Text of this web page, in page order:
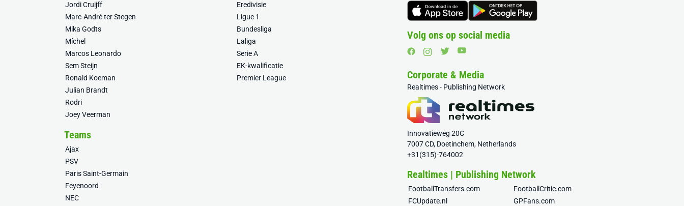
Jordi Cruijff
Marc-André ter Stegen
Mika Godts
Míchel
Marcos Leonardo
Sem Steijn
Ronald Koeman
Julian Brandt
Rodri
Joey Veerman
Eredivisie
Ligue 1
Bundesliga
Laliga
Serie A
EK-kwalificatie
Premier League
Teams
Ajax
PSV
Paris Saint-Germain
Feyenoord
NEC
Volg ons op social media
Corporate & Media
Realtimes - Publishing Network
Innovatieweg 20C
7007 CD, Doetinchem, Netherlands
+31(315)-764002
Realtimes | Publishing Network
FootballTransfers.com
FootballCritic.com
FCUpdate.nl
GPFans.com